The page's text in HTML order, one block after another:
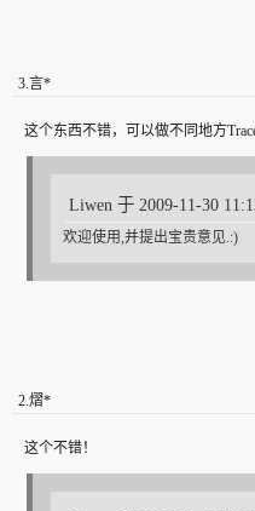
3.言*
这个东西不错，可以做不同地方
Liwen 于 2009-11-30
欢迎使用,并提出宝贵意见.:)
2.熠*
这个不错！